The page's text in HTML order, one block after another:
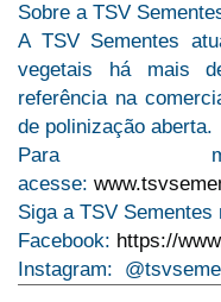
Sobre a TSV
A TSV Sementes
vegetais há mais
referência na
de polinização aberta.
Para
acesse:
Siga a TSV
Facebook: https://
Instagram: